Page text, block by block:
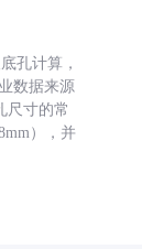
孔计算，
数据来源
尺寸的常
），并